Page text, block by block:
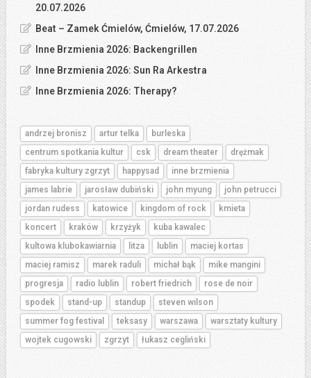
20.07.2026
Beat – Zamek Ćmielów, Ćmielów, 17.07.2026
Inne Brzmienia 2026: Backengrillen
Inne Brzmienia 2026: Sun Ra Arkestra
Inne Brzmienia 2026: Therapy?
andrzej bronisz artur telka
burleska
centrum spotkania kultur
csk dream theater
drężmak
fabryka kultury zgrzyt
happysad
inne brzmienia
james labrie
jarosław dubiński john myung
john petrucci
jordan rudess
katowice kingdom of rock
kmieta
koncert
kraków krzyżyk
kuba kawalec
kultowa klubokawiarnia
litza lublin
maciej kortas
maciej ramisz
marek raduli michał bąk
mike mangini
progresja
radio lublin robert friedrich
rose de noir
spodek
stand-up standup
steven wilson
summer fog festival
teksasy warszawa
warsztaty kultury
wojtek cugowski
zgrzyt łukasz cegliński